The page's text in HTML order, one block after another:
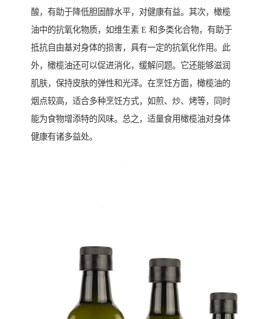
酸，有助于降低胆固醇水平，对健康有益。其次，橄榄
油中的抗氧化物质，如维生素 E 和多类化合物，有助于
抵抗自由基对身体的损害，具有一定的抗氧化作用。此
外，橄榄油还可以促进消化，缓解问题。它还能够滋润
肌肤，保持皮肤的弹性和光泽。在烹饪方面，橄榄油的
烟点较高，适合多种烹饪方式，如煎、炒、烤等，同时
能为食物增添特的风味。总之，适量食用橄榄油对身体
健康有诸多益处。